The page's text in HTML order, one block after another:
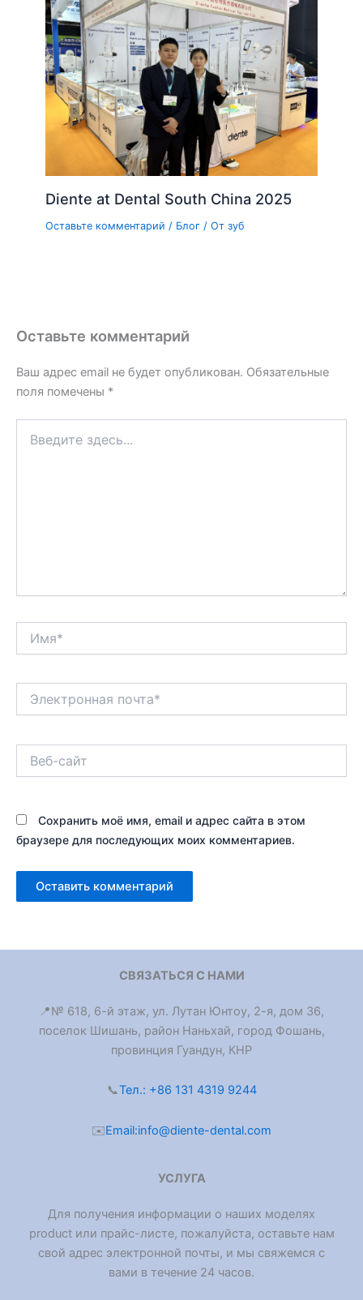
Diente at Dental South China 2025
Оставьте комментарий / Блог / Отзуб
Оставьте комментарий
Ваш адрес email не будет опубликован. Обязательные
поля помечены *
здесь...
почта*
сайт
Сохранить моё имя, email и адрес сайта в этом
браузере для последующих моих комментариев.
СВЯЗАТЬСЯ С НАМИ
📍№ 618, 6-й этаж, ул. Лутан Юнтоу, 2-я, дом 36,
поселок Шишань, район Наньхай, город Фошань,
провинция Гуандун, КНР
📞Тел.: +86 131 4319 9244
✉️Email:info@diente-dental.com
УСЛУГА
Для получения информации о наших моделях
product или прайс-листе, пожалуйста, оставьте нам
свой адрес электронной почты, и мы свяжемся с
вами в течение 24 часов.